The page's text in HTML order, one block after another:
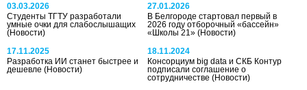
03.03.2026
Студенты ТГТУ разработали
умные очки для слабослышащих
(Новости)
27.01.2026
В Белгороде стартовал первый в
2026 году отборочный «бассейн»
«Школы 21»(Новости)
17.11.2025
Разработка ИИ станет быстрее и
дешевле (Новости)
18.11.2024
Консорциум big data и СКБ Контур
подписали соглашение о
сотрудничестве(Новости)